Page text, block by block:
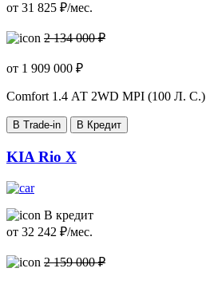
от 31 825 ₽/мес.
2 134 000 ₽
от 1 909 000 ₽
Comfort 1.4 АТ 2WD MPI (100 Л. C.)
В Trade-in В Кредит
KIA Rio X
В кредит
от 32 242 ₽/мес.
2 159 000 ₽